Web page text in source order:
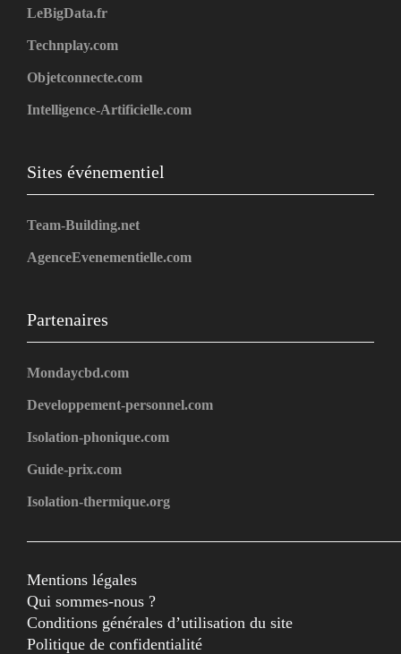
LeBigData.fr
Technplay.com
Objetconnecte.com
Intelligence-Artificielle.com
Sites événementiel
Team-Building.net
AgenceEvenementielle.com
Partenaires
Mondaycbd.com
Developpement-personnel.com
Isolation-phonique.com
Guide-prix.com
Isolation-thermique.org
Mentions légales
Qui sommes-nous ?
Conditions générales d’utilisation du site
Politique de confidentialité